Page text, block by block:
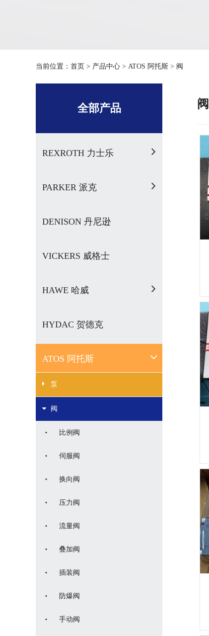
当前位置： 首页 > 产品中心 > ATOS 阿托斯 > 阀
全部产品
REXROTH 力士乐
PARKER 派克
DENISON 丹尼逊
VICKERS 威格士
HAWE 哈威
HYDAC 贺德克
ATOS 阿托斯
泵
阀
· 比例阀
· 伺服阀
· 换向阀
· 压力阀
· 流量阀
· 叠加阀
· 插装阀
· 防爆阀
· 手动阀
阀